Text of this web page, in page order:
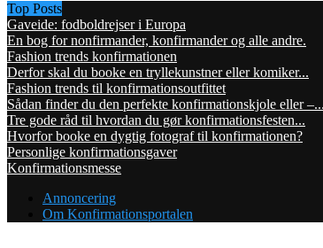
Top Posts
Gaveide: fodboldrejser i Europa
En bog for nonfirmander, konfirmander og alle andre.
Fashion trends konfirmationen
Derfor skal du booke en tryllekunstner eller komiker...
Fashion trends til konfirmationsoutfittet
Sådan finder du den perfekte konfirmationskjole eller –...
Tre gode råd til hvordan du gør konfirmationsfesten...
Hvorfor booke en dygtig fotograf til konfirmationen?
Personlige konfirmationsgaver
Konfirmationsmesse
Annoncering
Om Konfirmationsportalen